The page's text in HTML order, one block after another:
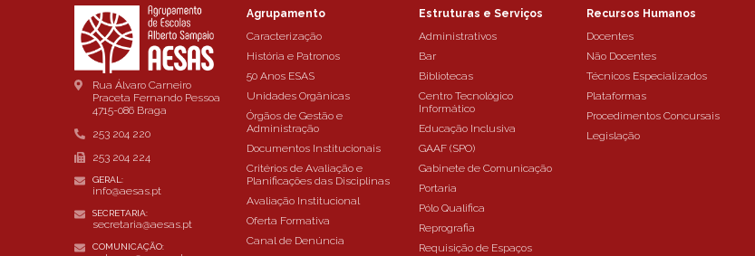
Rua Álvaro Carneiro
Praceta Fernando Pessoa
4715-086 Braga
253 204 220
253 204 224
GERAL:
info@aesas.pt
SECRETARIA:
secretaria@aesas.pt
COMUNICAÇÃO:
Agrupamento
Caracterização
História e Patronos
50 Anos ESAS
Unidades Orgânicas
Órgãos de Gestão e
Administração
Documentos Institucionais
Critérios de Avaliação e
Planificações das Disciplinas
Avaliação Institucional
Oferta Formativa
Canal de Denúncia
Estruturas e Serviços
Administrativos
Bar
Bibliotecas
Centro Tecnológico
Informático
Educação Inclusiva
GAAF (SPO)
Gabinete de Comunicação
Portaria
Pólo Qualifica
Reprografia
Requisição de Espaços
Recursos Humanos
Docentes
Não Docentes
Técnicos Especializados
Plataformas
Procedimentos Concursais
Legislação